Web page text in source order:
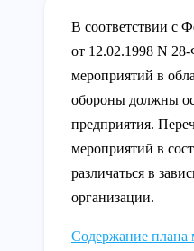
В соответствии с
от 12.02.1998 N
мероприятий в
обороны должны
предприятия.
мероприятий в
различаться в
организации.
Содержание плана